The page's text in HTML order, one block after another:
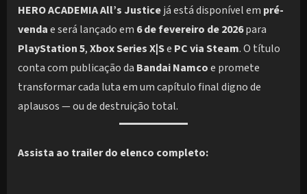
HERO ACADEMIA All’s Justicejá está disponível em pré-
vendae será lançado em 6 de fevereiro de 2026para
PlayStation 5,Xbox Series X|Se PC via Steam. O título
conta com publicação da Bandai Namcoe promete
transformar cada luta em um capítulo final digno de
aplausos — ou de destruição total.
Assista ao trailer do elenco completo: